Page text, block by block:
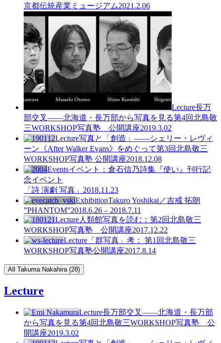
京都伝統産業ミュージアム2021.2.06
Lecture長万
部交叉——北海道・長万部から写真を見る第4回北島敬
三WORKSHOP写真塾 公開講座2019.3.02
Lecture写真と「創造」 ――シェリー・レヴィ
ーン《After Walker Evans》をめぐって第3回北島敬三
WORKSHOP写真塾 公開講座2018.12.08
Eventsイベント：倉石信乃詩集『使い』刊行記
念イベント
「詩 演劇 写真」 2018.11.23
ExhibitionTakuro Yoshikai／吉戒 拓朗
”PHANTOM”2018.6.26 – 2018.7.11
Lecture人類館写真を読む： 第2回北島敬三
WORKSHOP写真塾 公開講座2017.12.22
Lecture 「群写真」考：
第1回北島敬三
WORKSHOP写真塾公開講座2017.8.14
All Takuma Nakahira (28)
Lecture
Lecture長万部交叉——北海道・長万部
から写真を見る第4回北島敬三WORKSHOP写真塾 公
開講座2019.3.02